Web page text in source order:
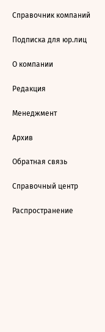
Справочник компаний
Подписка для юр.лиц
О компании
Редакция
Менеджмент
Архив
Обратная связь
Справочный центр
Распространение